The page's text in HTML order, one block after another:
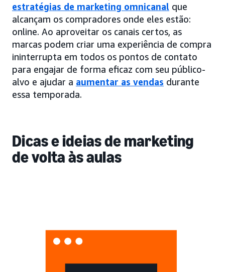
estratégias de marketing omnicanal que
alcançam os compradores onde eles estão:
online. Ao aproveitar os canais certos, as
marcas podem criar uma experiência de compra
ininterrupta em todos os pontos de contato
para engajar de forma eficaz com seu público-
alvo e ajudar a aumentar as vendas durante
essa temporada.
Dicas e ideias de marketing
de volta às aulas